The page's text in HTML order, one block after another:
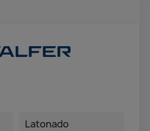
Latonado